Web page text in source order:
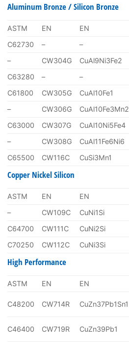
Aluminum Bronze / Silicon Bronze
ASTM EN EN
C62730
– –
–
CW304G CuAl9Ni3Fe2
C63280
– –
C61800
CW305G CuAl10Fe1
–
CW306G CuAl10Fe3Mn2
C63000
CW307G CuAl10Ni5Fe4
–
CW308G CuAl11Fe6Ni6
C65500
CW116C CuSi3Mn1
Copper Nickel Silicon
ASTM EN EN
–
CW109C CuNi1Si
C64700
CW111C CuNi2Si
C70250
CW112C CuNi3Si
High Performance
ASTM EN EN
C48200 CW714R CuZn37Pb1Sn1
C46400 CW719R CuZn39Pb1